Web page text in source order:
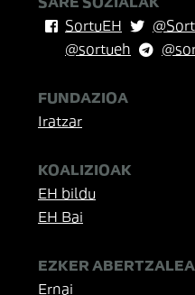
SARE SOZIALAK
SortuEH
@sortueh
FUNDAZIOA
Iratzar
KOALIZIOAK
EH bildu
EH Bai
EZKER ABERTZALEA
Ernai